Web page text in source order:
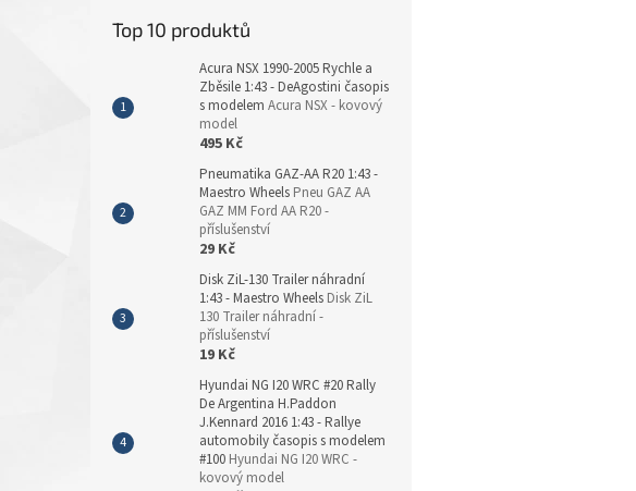
Top 10 produktů
Acura NSX 1990-2005 Rychle a
Zběsile 1:43 - DeAgostini časopis
s modelem Acura NSX - kovový
model
495 Kč
Pneumatika GAZ-AA R20 1:43 -
Maestro Wheels Pneu GAZ AA
GAZ MM Ford AA R20 -
příslušenství
29 Kč
Disk ZiL-130 Trailer náhradní
1:43 - Maestro Wheels Disk ZiL
130 Trailer náhradní -
příslušenství
19 Kč
Hyundai NG I20 WRC #20 Rally
De Argentina H.Paddon
J.Kennard 2016 1:43 - Rallye
automobily časopis s modelem
#100 Hyundai NG I20 WRC -
kovový model